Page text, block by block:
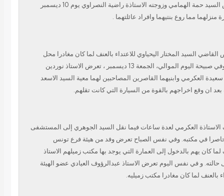
حمة الهمامي وزوجته
الاستاذة راضية النصراوي يوم 10 ديسمبر
بنتيهما وافراد عائلتهما .
للاعتداء بالعنف لما كان مغادرا محل
صبيحة اليوم الموالي،
الجمعة 13 ديسمبر ، تعرض الاستاذ نوردين
سعيدة العكرمي وابنيهما القاصرين المصاحبين لهما معية السيد الاسعد
بعد ان وقع اخراجهم بالقوة من السيارة التي كانت تقلهم.
الاستاذة العكرمي لعدة ساعات فيما نقل السيد الجوهري إلى المستشفى
في مكتبه. وفي نفس الصباح تعرض وفد من هيئة فرع تونس
لما كان يهم بالدخول إلى العمارة التي يوجد بها مكتب زميلهم الاستاذ
حالته. و في نفس اليوم تعرض الاستاذ عبدالرؤوف العيادي عضو الهيئة
بالعنف لما كان مغادرا مكتب زميليه.